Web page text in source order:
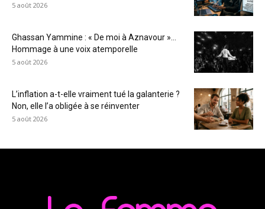
5 août 2026
Ghassan Yammine : « De moi à Aznavour »…
Hommage à une voix atemporelle
5 août 2026
L’inflation a-t-elle vraiment tué la galanterie ?
Non, elle l’a obligée à se réinventer
5 août 2026